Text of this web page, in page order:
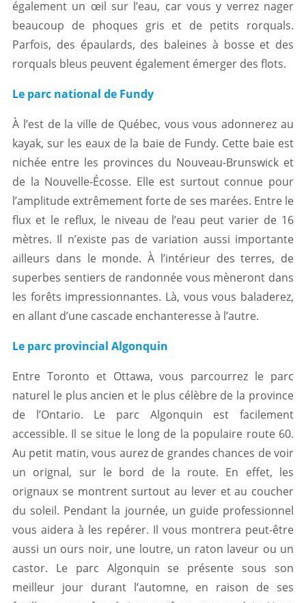
également un œil sur l’eau, car vous y verrez nager
beaucoup de phoques gris et de petits rorquals.
Parfois, des épaulards, des baleines à bosse et des
rorquals bleus peuvent également émerger des flots.
Le parc national de Fundy
À l’est de la ville de Québec, vous vous adonnerez au
kayak, sur les eaux de la baie de Fundy. Cette baie est
nichée entre les provinces du Nouveau-Brunswick et
de la Nouvelle-Écosse. Elle est surtout connue pour
l’amplitude extrêmement forte de ses marées. Entre le
flux et le reflux, le niveau de l’eau peut varier de 16
mètres. Il n’existe pas de variation aussi importante
ailleurs dans le monde. À l’intérieur des terres, de
superbes sentiers de randonnée vous mèneront dans
les forêts impressionnantes. Là, vous vous baladerez,
en allant d’une cascade enchanteresse à l’autre.
Le parc provincial Algonquin
Entre Toronto et Ottawa, vous parcourrez le parc
naturel le plus ancien et le plus célèbre de la province
de l’Ontario. Le parc Algonquin est facilement
accessible. Il se situe le long de la populaire route 60.
Au petit matin, vous aurez de grandes chances de voir
un orignal, sur le bord de la route. En effet, les
orignaux se montrent surtout au lever et au coucher
du soleil. Pendant la journée, un guide professionnel
vous aidera à les repérer. Il vous montrera peut-être
aussi un ours noir, une loutre, un raton laveur ou un
castor. Le parc Algonquin se présente sous son
meilleur jour durant l’automne, en raison de ses